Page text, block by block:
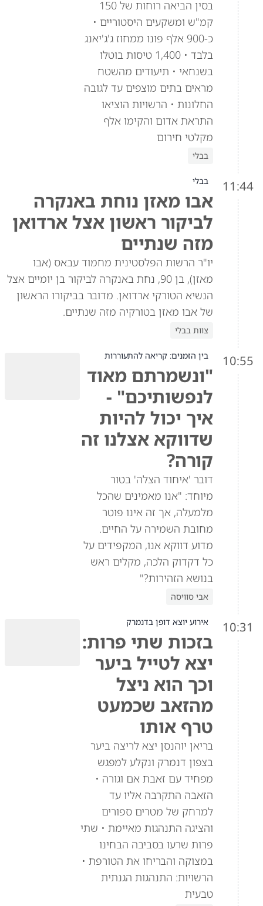
בסין הביאה רוחות של 150
קמ"ש ומשקעים היסטוריים •
כ-900 אלף פונו ממחוז ג'ג'יאנג
בלבד • 1,400 טיסות בוטלו
בשנחאי • תיעודים מהשטח
מראים בתים מוצפים עד לגובה
החלונות • הרשויות הוציאו
התראת אדום והקימו אלף
מקלטי חירום
בבלי
11:44 בבלי
אבו מאזן נוחת באנקרה
לביקור ראשון אצל ארדואן
מזה שנתיים
יו"ר הרשות הפלסטינית מחמוד עבאס (אבו
מאזן), בן 90, נחת באנקרה לביקור בן יומיים אצל
הנשיא הטורקי ארדואן. מדובר בביקורו הראשון
של אבו מאזן בטורקיה מזה שנתיים.
צוות בבלי
10:55 בין הזמנים: קריאה להתעוררות
"ונשמרתם מאוד
לנפשותיכם" -
איך יכול להיות
שדווקא אצלנו זה
קורה?
דובר 'איחוד הצלה' בטור
מיוחד: "אנו מאמינים שהכל
מלמעלה, אך זה אינו פוטר
מחובת השמירה על החיים.
מדוע דווקא אנו, המקפידים על
כל דקדוק הלכה, מקלים ראש
בנושא הזהירות?"
אבי סוויסה
10:31 אירוע יוצא דופן בדנמרק
בזכות שתי פרות:
יצא לטייל ביער
וכך הוא ניצל
מהזאב שכמעט
טרף אותו
בריאן יוהנסן יצא לריצה ביער
בצפון דנמרק ונקלע למפגש
מפחיד עם זאבת אם וגורה •
הזאבה התקרבה אליו עד
למרחק של מטרים ספורים
והציגה התנהגות מאיימת • שתי
פרות שרעו בסביבה הבחינו
במצוקה והבריחו את הטורפת •
הרשויות: התנהגות הגנתית
טבעית